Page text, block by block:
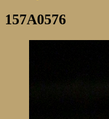
157A0576